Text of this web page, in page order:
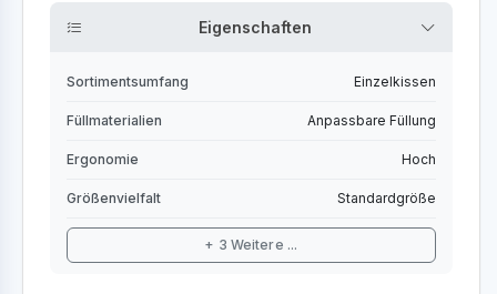
Eigenschaften
Sortimentsumfang Einzelkissen
Füllmaterialien Anpassbare Füllung
Ergonomie Hoch
Größenvielfalt Standardgröße
+ 3 Weitere ...